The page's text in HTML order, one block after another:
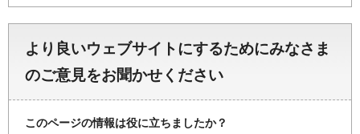
より良いウェブサイトにするためにみなさま
のご意見をお聞かせください
このページの情報は役に立ちましたか？